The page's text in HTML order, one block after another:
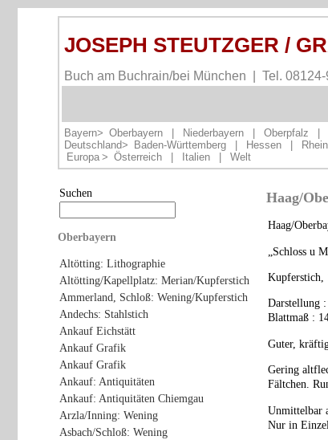
JOSEPH STEUTZGER /
Buch am Buchrain/bei München | Tel.
Bayern> Oberbayern Niederbayern Oberpfalz
Deutschland>
Baden-Württemberg Hessen
Europa > Österreich Italien Welt
Suchen
Oberbayern
Altötting: Lithographie
Altötting/Kapellplatz: Merian/Kupferstich
Ammerland, Schloß: Wening/Kupferstich
Andechs: Stahlstich
Ankauf Eichstätt
Ankauf Grafik
Ankauf Grafik
Ankauf: Antiquitäten
Ankauf: Antiquitäten Chiemgau
Arzla/Inning: Wening
Asbach/Schloß: Wening
Haag/
Haag/
„Schloss u
Kupferstich,
Darstellung
Blattmaß :
Guter,
Gering
Fältchen.
Unmittelbar
Nur in